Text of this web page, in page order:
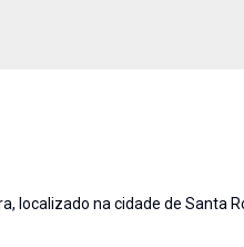
localizado na cidade de Santa